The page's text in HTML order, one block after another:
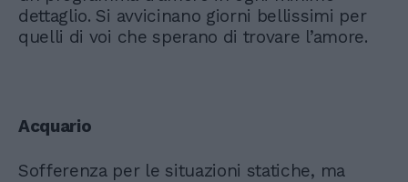
dettaglio. Si avvicinano giorni bellissimi per
quelli di voi che sperano di trovare l’amore.
Acquario
Sofferenza per le situazioni statiche, ma